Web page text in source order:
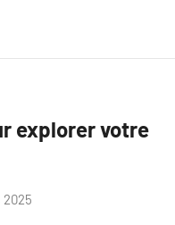
explorer votre
2025